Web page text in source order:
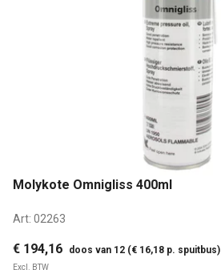
Molykote Omnigliss 400ml
Art: 02263
€ 194,16 doos van 12 (€ 16,18 p. spuitbus)
Excl. BTW